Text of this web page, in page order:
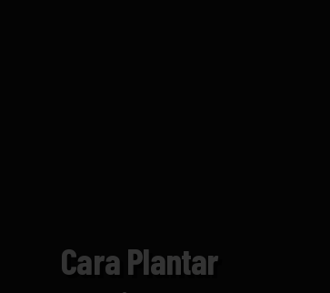
Cara Plantar